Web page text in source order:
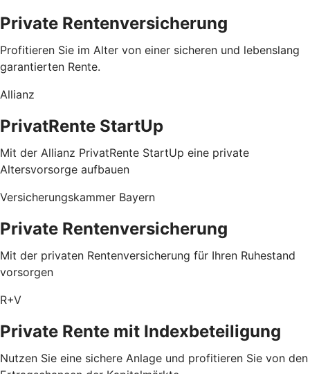
Private Rentenversicherung
Profitieren Sie im Alter von einer sicheren und lebenslang
garantierten Rente.
Allianz
PrivatRente StartUp
Mit der Allianz PrivatRente StartUp eine private
Altersvorsorge aufbauen
Versicherungskammer Bayern
Private Rentenversicherung
Mit der privaten Rentenversicherung für Ihren Ruhestand
vorsorgen
R+V
Private Rente mit Index­beteiligung
Nutzen Sie eine sichere Anlage und profitieren Sie von den